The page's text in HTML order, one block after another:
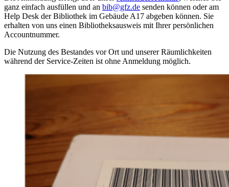
ganz einfach ausfüllen und an bib@gfz.de senden können oder am
Help Desk der Bibliothek im Gebäude A17 abgeben können. Sie
erhalten von uns einen Bibliotheksausweis mit Ihrer persönlichen
Accountnummer.
Die Nutzung des Bestandes vor Ort und unserer Räumlichkeiten
während der Service-Zeiten ist ohne Anmeldung möglich.